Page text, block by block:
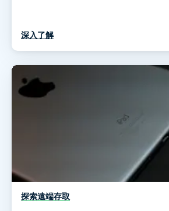
深入了解
探索遠端存取